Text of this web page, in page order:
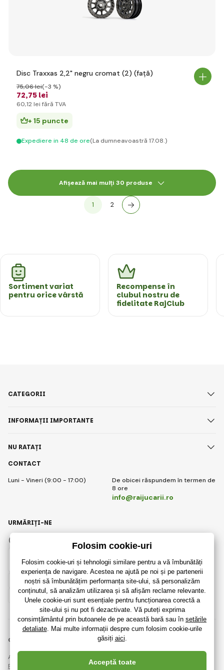
Disc Traxxas 2,2" negru cromat (2) (față)
72,75 lei
75,06 lei(-3 %)
60,12 lei fără TVA
+ 15 puncte
Expediere in 48 de ore(La dumneavoastră 17.08.)
Afișează mai mulți 30 produse
1 2
Sortiment variat
pentru orice vârstă
Recompense în
clubul nostru de
fidelitate RajClub
CONTACT
Luni - Vineri (9:00 - 17:00)
De obicei răspundem în termen de
8 ore
info@raijucarii.ro
CATEGORII
INFORMAȚII IMPORTANTE
NU RATAȚI
Romanian
URMĂRIȚI-NE
Instagram
© 2018 - 2026 RaiJucării.ro, Toate drepturile rezervate
Această pagină este protejată prin reCAPTCHA și se aplică
Regulile de protecție a datelor personalecompaniile Google și ale lor